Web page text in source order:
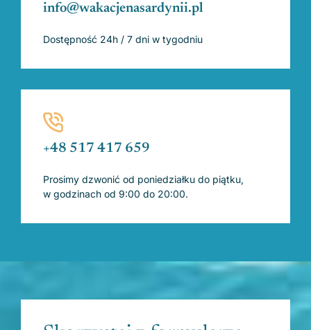
info@wakacjenasardynii.pl
Dostępność 24h / 7 dni w tygodniu
+48 517 417 659
Prosimy dzwonić od poniedziałku do piątku,
w godzinach od 9:00 do 20:00.